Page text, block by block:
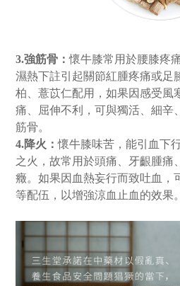
3.強筋骨：懷牛膝常用於腰膝疼
濕熱下註引起關節紅腫疼痛或足
柏、薏苡仁配用，如果因感受風
痛、屈伸不利，可與獨活、細辛
筋骨。
4.降火：懷牛膝味苦，能引血下
之火，故常用於頭痛、牙齦腫痛
癥。如果因血熱妄行而致吐血，
等配伍，以增強涼血止血的效果。